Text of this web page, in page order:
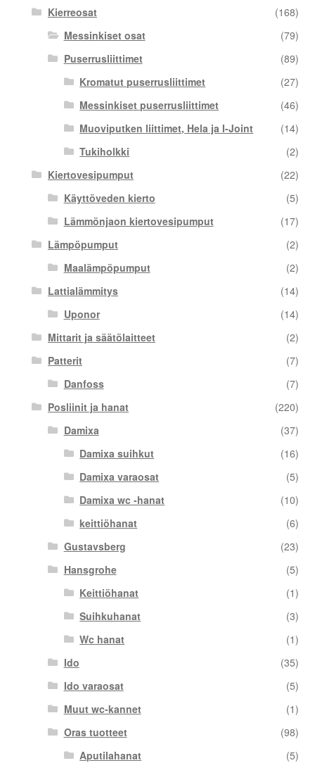
Kierreosat
(168)
Messinkiset osat
(79)
Puserrusliittimet
(89)
Kromatut puserrusliittimet
(27)
Messinkiset puserrusliittimet
(46)
Muoviputken liittimet, Hela ja I-Joint
(14)
Tukiholkki
(2)
Kiertovesipumput
(22)
Käyttöveden kierto
(5)
Lämmönjaon kiertovesipumput
(17)
Lämpöpumput
(2)
Maalämpöpumput
(2)
Lattialämmitys
(14)
Uponor
(14)
Mittarit ja säätölaitteet
(2)
Patterit
(7)
Danfoss
(7)
Posliinit ja hanat
(220)
Damixa
(37)
Damixa suihkut
(16)
Damixa varaosat
(5)
Damixa wc -hanat
(10)
keittiöhanat
(6)
Gustavsberg
(23)
Hansgrohe
(5)
Keittiöhanat
(1)
Suihkuhanat
(3)
Wc hanat
(1)
Ido
(35)
Ido varaosat
(5)
Muut wc-kannet
(1)
Oras tuotteet
(98)
Aputilahanat
(5)